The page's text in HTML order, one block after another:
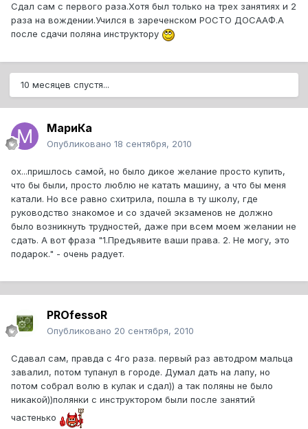
Сдал сам с первого раза.Хотя был только на трех занятиях и 2
раза на вождении.Учился в зареченском РОСТО ДОСААФ.А
после сдачи поляна инструктору
10 месяцев спустя...
МариКа
Опубликовано 18 сентября, 2010
ох...пришлось самой, но было дикое желание просто купить,
что бы были, просто люблю не катать машину, а что бы меня
катали. Но все равно схитрила, пошла в ту школу, где
руководство знакомое и со здачей экзаменов не должно
было возникнуть трудностей, даже при всем моем желании не
сдать. А вот фраза "1.Предъявите ваши права. 2. Не могу, это
подарок." - очень радует.
PROfessoR
Опубликовано 20 сентября, 2010
Сдавал сам, правда с 4го раза. первый раз автодром мальца
завалил, потом тупанул в городе. Думал дать на лапу, но
потом собрал волю в кулак и сдал)) а так поляны не было
никакой))полянки с инструктором были после занятий
частенько